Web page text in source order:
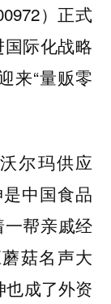
）正式
际化战略
来“量贩零
尔玛供应
中国食品
一帮亲戚经
菇名声大
也成了外资